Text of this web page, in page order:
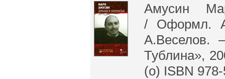
Амусин
/ Оформл.
А.Веселов.
Тублина»,
(о) ISBN